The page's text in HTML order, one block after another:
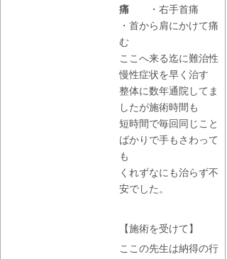
痛 ・右手首痛
・首から肩にかけて痛
む
ここへ来る迄に難治性
慢性症状を早く治す
整体に数年通院してま
したが施術時間も
短時間で毎回同じこと
ばかりで手もさわって
も
くれずなにも治らず不
安でした。
【施術を受けて】
ここの先生は納得の行